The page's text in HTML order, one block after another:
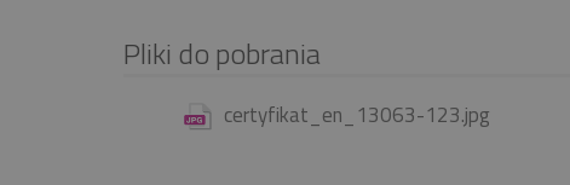
Pliki do pobrania
certyfikat_en_13063-123.jpg